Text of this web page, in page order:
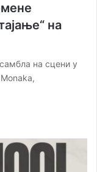
на
на сцени у